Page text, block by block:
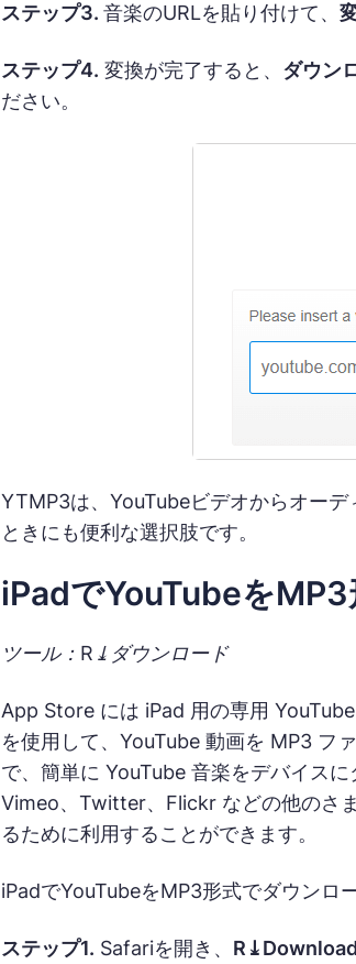
ステップ3. 音楽のURLを貼り付けて、
ステップ4. 変換が完了すると、 ダウン
ださい。
YTMP3は、YouTubeビデオからオー
ときにも便利な選択肢です。
iPadでYouTubeを
ツール：R⤓ダウンロード
App Store には iPad 用の専用
を使用して、YouTube 動画を MP3 フ
で、簡単に YouTube 音楽をデバイス
Vimeo、Twitter、Flickr などの他のさ
るために利用することができます。
iPadでYouTubeをMP3形式でダウンロ
ステップ1. Safariを開き、 R⤓Download